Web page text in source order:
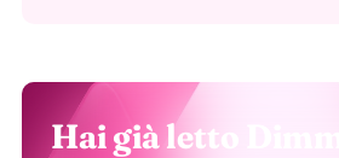
Hai già letto